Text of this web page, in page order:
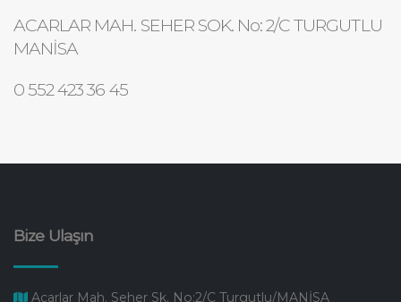
ACARLAR MAH. SEHER SOK. No: 2/C TURGUTLU
MANİSA
0 552 423 36 45
Bize Ulaşın
Acarlar Mah. Seher Sk. No:2/C Turgutlu/MANİSA